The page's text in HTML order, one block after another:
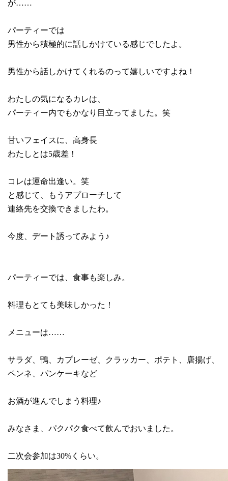
が……
パーティーでは
男性から積極的に話しかけている感じでしたよ。
男性から話しかけてくれるのって嬉しいですよね！
わたしの気になるカレは、
パーティー内でもかなり目立ってました。笑
甘いフェイスに、高身長
わたしとは5歳差！
コレは運命出逢い。笑
と感じて、もうアプローチして
連絡先を交換できましたわ。
今度、デート誘ってみよう♪
パーティーでは、食事も楽しみ。
料理もとても美味しかった！
メニューは……
サラダ、鴨、カプレーゼ、クラッカー、ポテト、唐揚げ、
ペンネ、パンケーキなど
お酒が進んでしまう料理♪
みなさま、パクパク食べて飲んでおいました。
二次会参加は30% くらい。